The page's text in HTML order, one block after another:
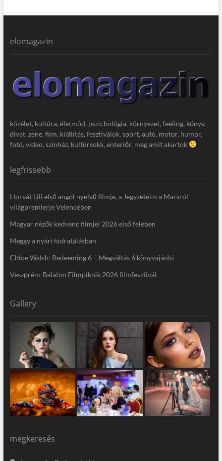
elomagazin
közélet, kultúra, életmód, pszichológia, környezet, feeling, könyv,
divat, zene, film, kiállítás, fesztiválok, sport, autó, motor, humor,
fotó, video, színház, kultúrsokk, enteriőr, meg amit akartok
legfrissebb
Horvát Lili első angol nyelvű filmje, a Jegyzeteim a Marsról
világpremierje Velencében
Magyar nézők kedvenc filmjei 2026 első felében
Meggy a nyári hidratálásban
Chloe Walsh: Redeeming 6 – Megváltás 6 könyvajánló
Veszprém-Balaton Filmpiknik 2026 filmfesztivál
Gallery
megkeresés